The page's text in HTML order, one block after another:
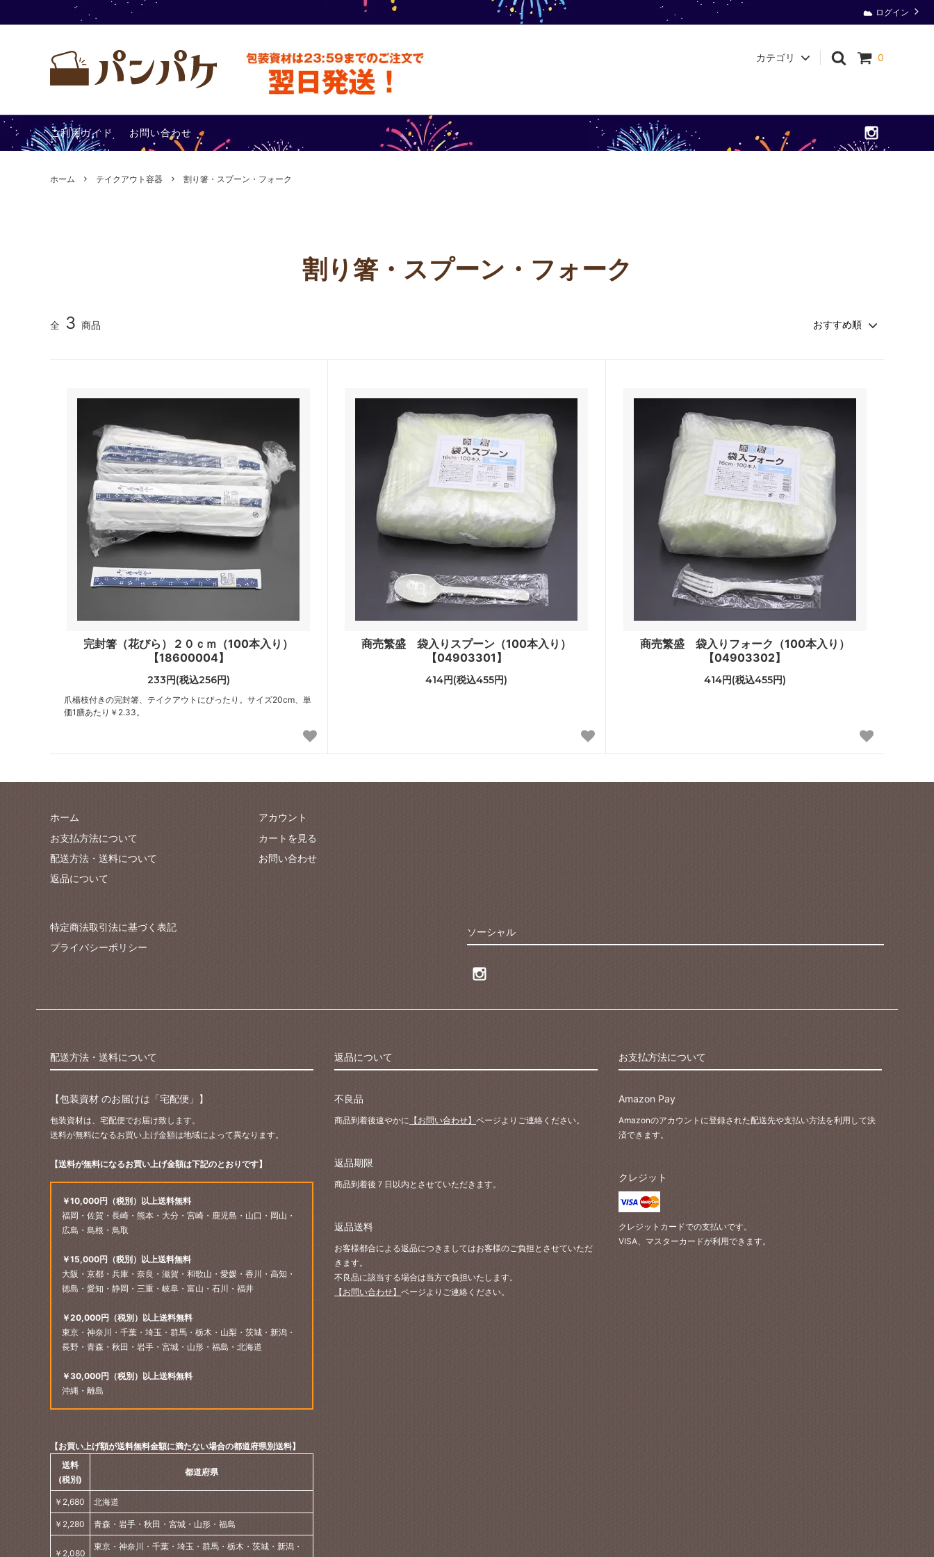
ログイン
0
カテゴリ
その他 あったかいが
ご利用ガイド お問い合わせ
ホーム テイクアウト容器 割り箸・スプーン・フォーク
割り箸・スプーン・フォーク
全 3 商品
完封箸（花びら）２０ｃｍ（100本入り）
【18600004】
233円(税込256円)
爪楊枝付きの完封箸、テイクアウトにぴったり。サイズ20cm、単
価1膳あたり￥2.33。
商売繁盛 袋入りスプーン（100本入り）
【04903301】
414円(税込455円)
商売繁盛 袋入りフォーク（100本入り）
【04903302】
414円(税込455円)
ホーム
お支払方法について
配送方法・送料について
返品について
アカウント
カートを見る
お問い合わせ
ソーシャル
特定商法取引法に基づく表記
プライバシーポリシー
配送方法・送料について
【包装資材 のお届けは「宅配便」】
包装資材は、宅配便でお届け致します。
送料が無料になるお買い上げ金額は地域によって異なります。
【送料が無料になるお買い上げ金額は下記のとおりです】
￥10,000円（税別）以上送料無料
福岡・佐賀・長崎・熊本・大分・宮崎・鹿児島・山口・岡山・
広島・島根・鳥取
￥15,000円（税別）以上送料無料
大阪・京都・兵庫・奈良・滋賀・和歌山・愛媛・香川・高知・
徳島・愛知・静岡・三重・岐阜・富山・石川・福井
￥20,000円（税別）以上送料無料
東京・神奈川・千葉・埼玉・群馬・栃木・山梨・茨城・新潟・
長野・青森・秋田・岩手・宮城・山形・福島・北海道
￥30,000円（税別）以上送料無料
沖縄・離島
【お買い上げ額が送料無料金額に満たない場合の都道府県別送料】
送料
(税別)
都道府県
￥2,680 北海道
￥2,280 青森・岩手・秋田・宮城・山形・福島
￥2,080
東京・神奈川・千葉・埼玉・群馬・栃木・茨城・新潟・
返品について
不良品
商品到着後速やかに 【お問い合わせ】 ページよりご連絡ください。
返品期限
商品到着後７日以内とさせていただきます。
返品送料
お客様都合による返品につきましてはお客様のご負担とさせていただ
きます。
不良品に該当する場合は当方で負担いたします。
【お問い合わせ】 ページよりご連絡ください。
お支払方法について
Amazon Pay
Amazonのアカウントに登録された配送先や支払い方法を利用して決
済できます。
クレジット
クレジットカードでの支払いです。
VISA、マスターカードが利用できます。